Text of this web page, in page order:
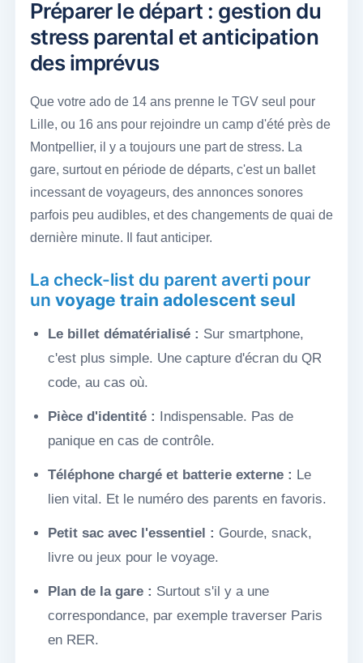
Préparer le départ : gestion du
stress parental et anticipation
des imprévus
Que votre ado de 14 ans prenne le TGV seul pour
Lille, ou 16 ans pour rejoindre un camp d'été près de
Montpellier, il y a toujours une part de stress. La
gare, surtout en période de départs, c'est un ballet
incessant de voyageurs, des annonces sonores
parfois peu audibles, et des changements de quai de
dernière minute. Il faut anticiper.
La check-list du parent averti pour
un voyage train adolescent seul
Le billet dématérialisé : Sur smartphone,
c'est plus simple. Une capture d'écran du QR
code, au cas où.
Pièce d'identité : Indispensable. Pas de
panique en cas de contrôle.
Téléphone chargé et batterie externe : Le
lien vital. Et le numéro des parents en favoris.
Petit sac avec l'essentiel : Gourde, snack,
livre ou jeux pour le voyage.
Plan de la gare : Surtout s'il y a une
correspondance, par exemple traverser Paris
en RER.